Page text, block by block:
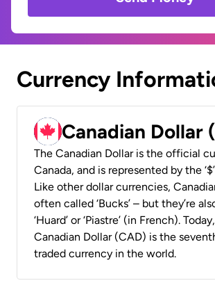
Currency
Canadian Dollar
The Canadian Dollar is the official
Canada, and is represented by the
Like other dollar currencies,
often called ‘Bucks’ – but they’re
‘Huard’ or ‘Piastre’ (in French).
Canadian Dollar (CAD) is the
traded currency in the world.